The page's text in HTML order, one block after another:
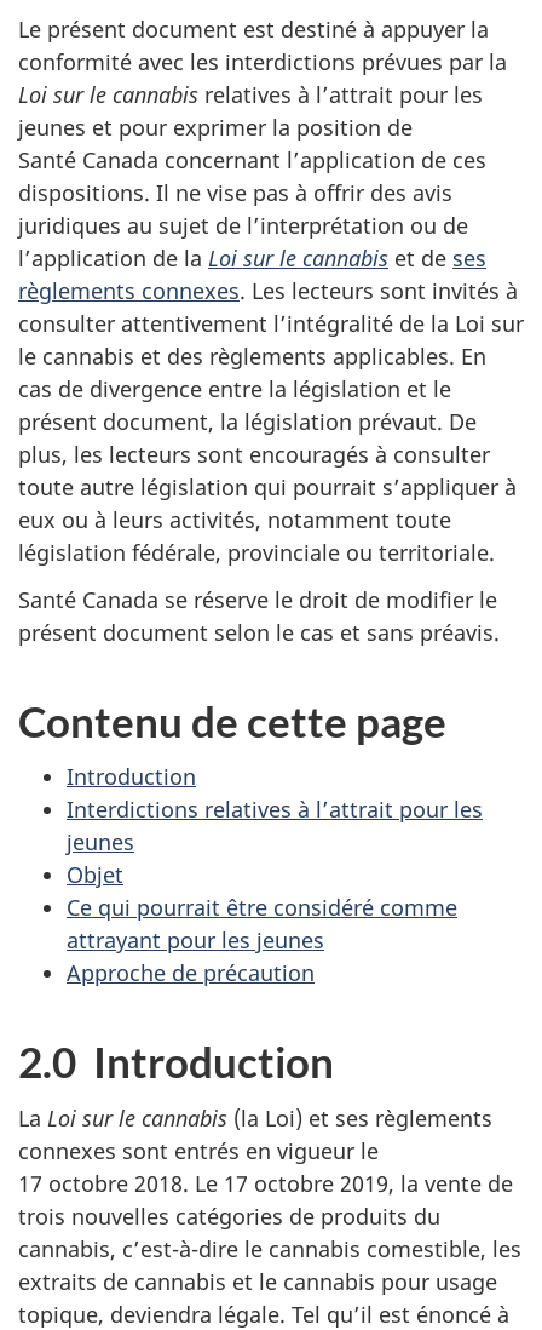
Le présent document est destiné à appuyer la
conformité avec les interdictions prévues par la
Loi sur le cannabis relatives à l’attrait pour les
jeunes et pour exprimer la position de
Santé Canada concernant l’application de ces
dispositions. Il ne vise pas à offrir des avis
juridiques au sujet de l’interprétation ou de
l’application de la Loi sur le cannabis et de ses
règlements connexes. Les lecteurs sont invités à
consulter attentivement l’intégralité de la Loi sur
le cannabis et des règlements applicables. En
cas de divergence entre la législation et le
présent document, la législation prévaut. De
plus, les lecteurs sont encouragés à consulter
toute autre législation qui pourrait s’appliquer à
eux ou à leurs activités, notamment toute
législation fédérale, provinciale ou territoriale.
Santé Canada se réserve le droit de modifier le
présent document selon le cas et sans préavis.
Contenu de cette page
Introduction
Interdictions relatives à l’attrait pour les
jeunes
Objet
Ce qui pourrait être considéré comme
attrayant pour les jeunes
Approche de précaution
2.0 Introduction
La Loi sur le cannabis (la Loi) et ses règlements
connexes sont entrés en vigueur le
17 octobre 2018. Le 17 octobre 2019, la vente de
trois nouvelles catégories de produits du
cannabis, c’est-à-dire le cannabis comestible, les
extraits de cannabis et le cannabis pour usage
topique, deviendra légale. Tel qu’il est énoncé à